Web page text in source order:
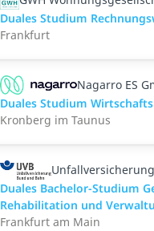
Duales Studium
Frankfurt
Nagarro ES
Duales Studium
Kronberg im Taunus
Duales Bachelor-Studium
Rehabilitation und
Frankfurt am Main